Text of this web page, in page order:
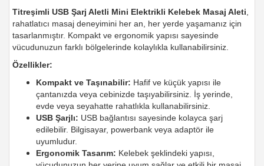
Titreşimli USB Şarj Aletli Mini Elektrikli Kelebek Masaj Aleti
rahatlatıcı masaj deneyimini her an, her yerde yaşamanız için
tasarlanmıştır. Kompakt ve ergonomik yapısı sayesinde
vücudunuzun farklı bölgelerinde kolaylıkla kullanabilirsiniz.
Özellikler:
Kompakt ve Taşınabilir: Hafif ve küçük yapısı ile
çantanızda veya cebinizde taşıyabilirsiniz. İş yerinde,
evde veya seyahatte rahatlıkla kullanabilirsiniz.
USB Şarjlı: USB bağlantısı sayesinde kolayca şarj
edilebilir. Bilgisayar, powerbank veya adaptör ile
uyumludur.
Ergonomik Tasarım: Kelebek şeklindeki yapısı,